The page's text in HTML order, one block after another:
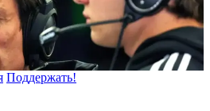
Поддержать!